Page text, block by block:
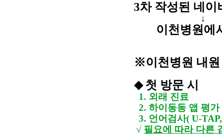
3차 작성된 네
↓
이천병원에
※이천병원 내
◆ 첫 방문 시
1. 외래 진료
2. 하이동동 앱 평가
3. 언어검사( U-
√ 필요에 따라 다른